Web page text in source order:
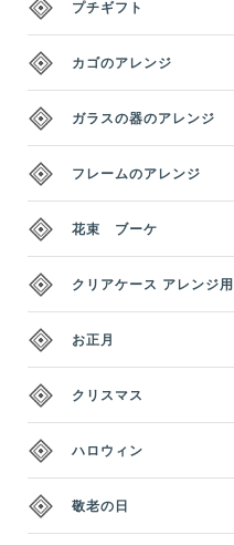
プチギフト
カゴのアレンジ
ガラスの器のアレンジ
フレームのアレンジ
花束 ブーケ
クリアケース アレンジ用
お正月
クリスマス
ハロウィン
敬老の日